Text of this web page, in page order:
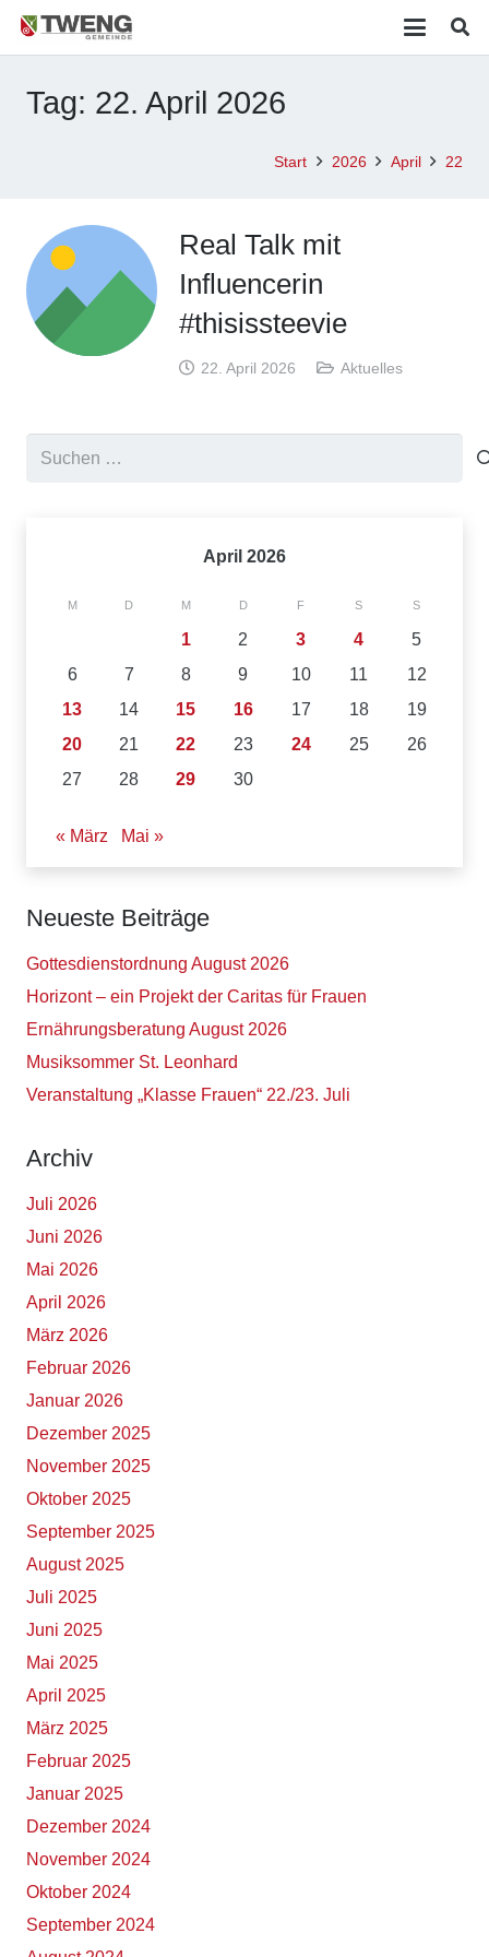
Tag: 22. April 2026
Start 2026 April 22
Real Talk mit
Influencerin
#thisissteevie
22. April 2026 Aktuelles
April 2026
M D M D F S S
1 2 3 4
5
6
7 8 9 10 11
12
13
14 15 16 17 18
19
20
21 22 23 24 25
26
27
28 29 30
« März Mai »
Neueste Beiträge
Gottesdienstordnung August 2026
Horizont – ein Projekt der Caritas für Frauen
Ernährungsberatung August 2026
Musiksommer St. Leonhard
Veranstaltung „Klasse Frauen“ 22./23. Juli
Archiv
Juli 2026
Juni 2026
Mai 2026
April 2026
März 2026
Februar 2026
Januar 2026
Dezember 2025
November 2025
Oktober 2025
September 2025
August 2025
Juli 2025
Juni 2025
Mai 2025
April 2025
März 2025
Februar 2025
Januar 2025
Dezember 2024
November 2024
Oktober 2024
September 2024